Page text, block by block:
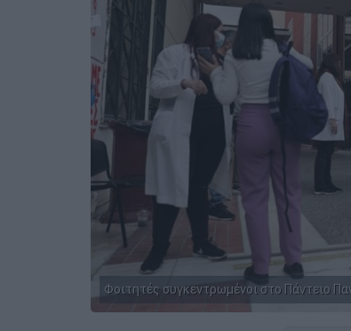
Φοιτητές συγκεντρωμένοι στο Πάντειο